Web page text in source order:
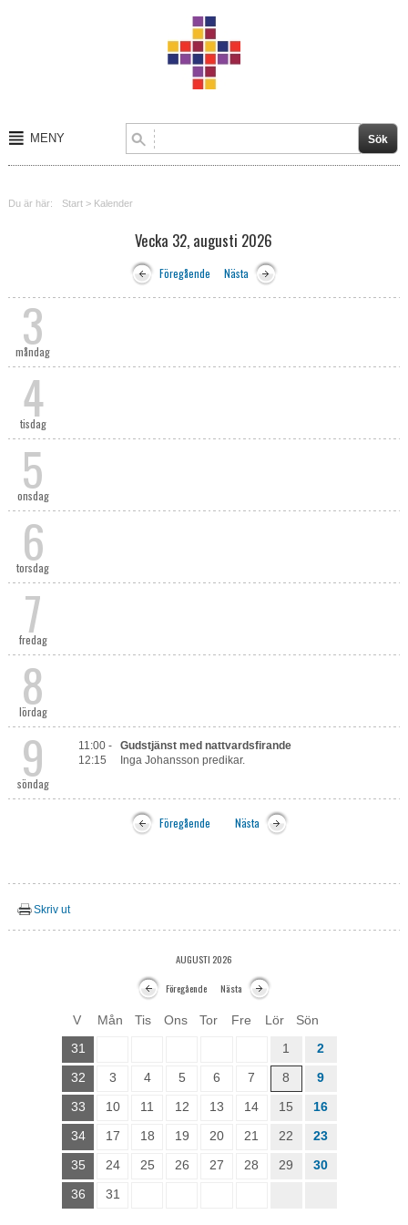
MENY
Kontakt
Verksamheter
Du är här: Start> Kalender
Vecka 32, augusti 2026
Föregående Nästa
3
måndag
4
tisdag
5
onsdag
6
torsdag
7
fredag
8
lördag
9
söndag
11:00 -
12:15
Gudstjänst med nattvardsfirande
Inga Johansson predikar.
Föregående Nästa
Skriv ut
AUGUSTI 2026
Föregående
Nästa
V Mån Tis Ons Tor Fre Lör
Sön
31
1
2
32
3 4 5 6 7 8
9
33
10 11 12 13 14 15
16
34
17 18 19 20 21 22
23
35
24 25 26 27 28 29
30
36
31